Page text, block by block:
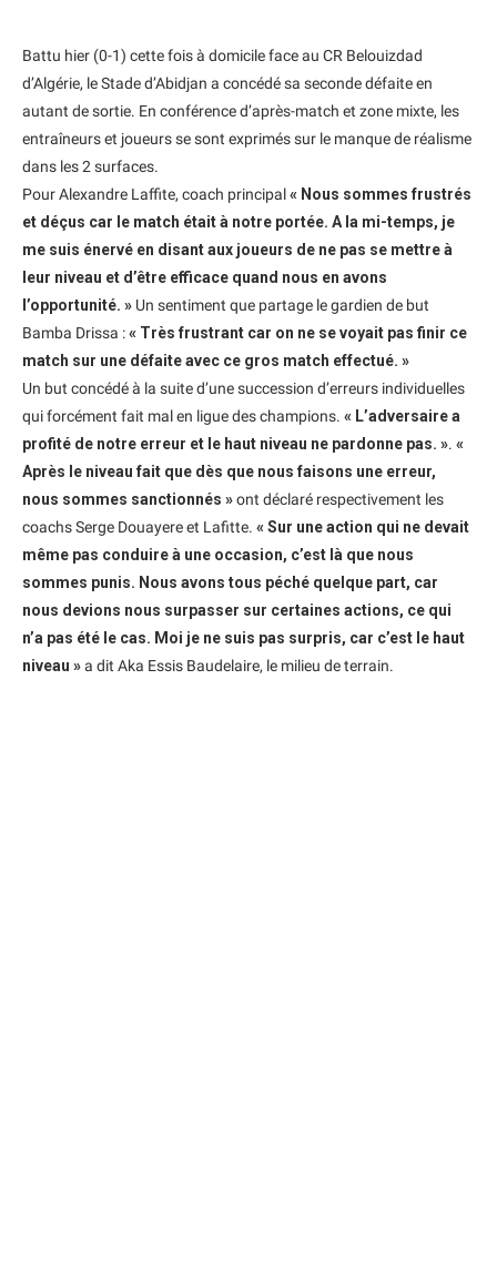
Battu hier (0-1) cette fois à domicile face au CR Belouizdad
d’Algérie, le Stade d’Abidjan a concédé sa seconde défaite en
autant de sortie. En conférence d’après-match et zone mixte, les
entraîneurs et joueurs se sont exprimés sur le manque de réalisme
dans les 2 surfaces.
Pour Alexandre Laffite, coach principal« Nous sommes frustrés
et déçus car le match était à notre portée. A la mi-temps, je
me suis énervé en disant aux joueurs de ne pas se mettre à
leur niveau et d’être efficace quand nous en avons
l’opportunité. » Un sentiment que partage le gardien de but
Bamba Drissa :« Très frustrant car on ne se voyait pas finir ce
match sur une défaite avec ce gros match effectué. »
Un but concédé à la suite d’une succession d’erreurs individuelles
qui forcément fait mal en ligue des champions. « L’adversaire a
profité de notre erreur et le haut niveau ne pardonne pas. ». «
Après le niveau fait que dès que nous faisons une erreur,
nous sommes sanctionnés »ont déclaré respectivement les
coachs Serge Douayere et Lafitte. « Sur une action qui ne devait
même pas conduire à une occasion, c’est là que nous
sommes punis. Nous avons tous péché quelque part, car
nous devions nous surpasser sur certaines actions, ce qui
n’a pas été le cas. Moi je ne suis pas surpris, car c’est le haut
niveau »a dit Aka Essis Baudelaire, le milieu de terrain.